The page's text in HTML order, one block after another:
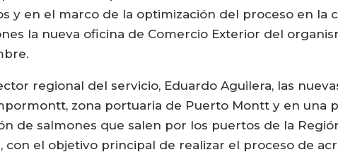
y en el marco de la optimización del proceso en la
la nueva oficina de Comercio Exterior del
regional del servicio, Eduardo Aguilera, las
zona portuaria de Puerto Montt y en una
de salmones que salen por los puertos de la
con el objetivo principal de realizar el proceso de